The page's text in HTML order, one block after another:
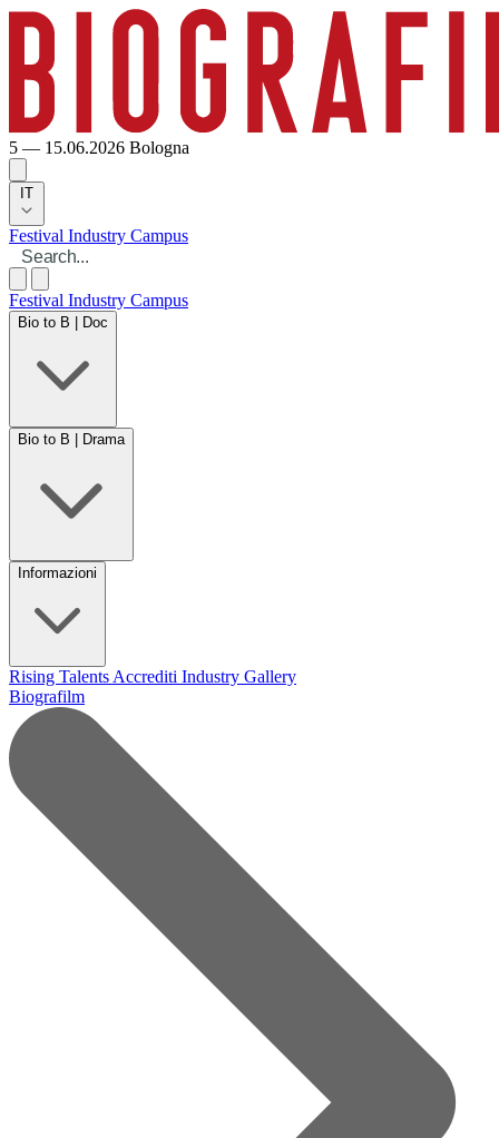
5 — 15.06.2026 Bologna
IT
Festival Industry Campus
Festival Industry Campus
Bio to B | Doc
Bio to B | Drama
Informazioni
Rising Talents Accrediti Industry Gallery
Biografilm